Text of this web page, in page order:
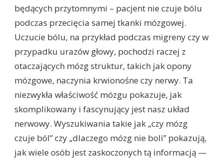
będących przytomnymi – pacjent nie czuje bólu
podczas przecięcia samej tkanki mózgowej.
Uczucie bólu, na przykład podczas migreny czy w
przypadku urazów głowy, pochodzi raczej z
otaczających mózg struktur, takich jak opony
mózgowe, naczynia krwionośne czy nerwy. Ta
niezwykła właściwość mózgu pokazuje, jak
skomplikowany i fascynujący jest nasz układ
nerwowy. Wyszukiwania takie jak „czy mózg
czuje ból” czy „dlaczego mózg nie boli” pokazują,
jak wiele osób jest zaskoczonych tą informacją —